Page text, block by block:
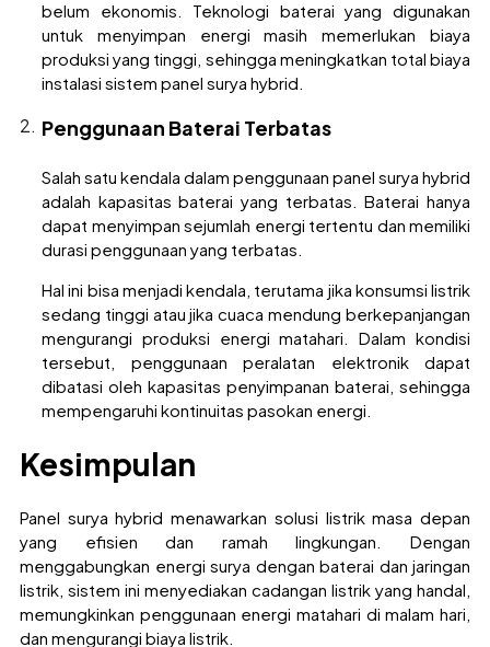
belum ekonomis. Teknologi baterai yang digunakan
untuk menyimpan energi masih memerlukan biaya
produksi yang tinggi, sehingga meningkatkan total biaya
instalasi sistem panel surya hybrid.
Penggunaan Baterai Terbatas
Salah satu kendala dalam penggunaan panel surya hybrid
adalah kapasitas baterai yang terbatas. Baterai hanya
dapat menyimpan sejumlah energi tertentu dan memiliki
durasi penggunaan yang terbatas.
Hal ini bisa menjadi kendala, terutama jika konsumsi listrik
sedang tinggi atau jika cuaca mendung berkepanjangan
mengurangi produksi energi matahari. Dalam kondisi
tersebut, penggunaan peralatan elektronik dapat
dibatasi oleh kapasitas penyimpanan baterai, sehingga
mempengaruhi kontinuitas pasokan energi.
Kesimpulan
Panel surya hybrid menawarkan solusi listrik masa depan
yang efisien dan ramah lingkungan. Dengan
menggabungkan energi surya dengan baterai dan jaringan
listrik, sistem ini menyediakan cadangan listrik yang handal,
memungkinkan penggunaan energi matahari di malam hari,
dan mengurangi biaya listrik.